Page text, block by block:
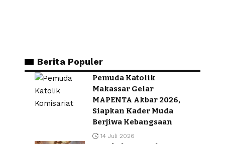
Berita Populer
Pemuda Katolik
Makassar Gelar
MAPENTA Akbar 2026,
Siapkan Kader Muda
Berjiwa Kebangsaan
14 Juli 2026